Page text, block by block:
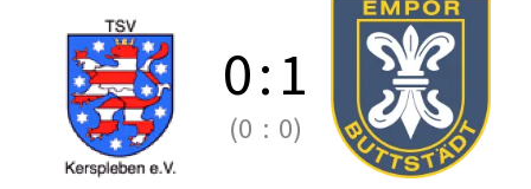
0:1
(0 : 0)